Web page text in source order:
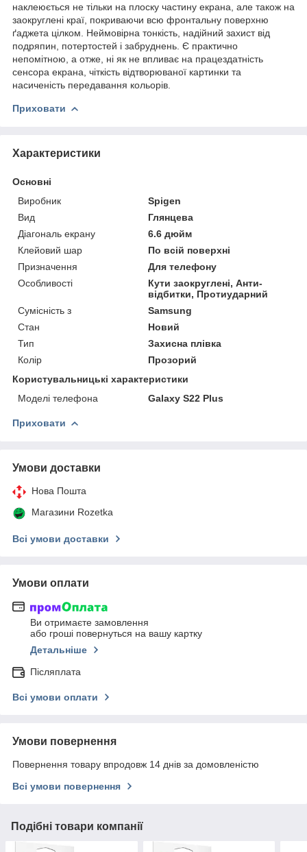
наклеюється не тільки на плоску частину екрана, але також на
заокруглені краї, покриваючи всю фронтальну поверхню
ґаджета цілком. Неймовірна тонкість, надійний захист від
подряпин, потертостей і забруднень. Є практично
непомітною, а отже, ні як не впливає на працездатність
сенсора екрана, чіткість відтворюваної картинки та
насиченість передавання кольорів.
Приховати
Характеристики
Основні
Виробник
Spigen
Вид
Глянцева
Діагональ екрану
6.6 дюйм
Клейовий шар
По всій поверхні
Призначення
Для телефону
Особливості
Кути заокруглені, Анти-
відбитки, Протиударний
Сумісність з
Samsung
Стан
Новий
Тип
Захисна плівка
Колір
Прозорий
Користувальницькі характеристики
Моделі телефона
Galaxy S22 Plus
Приховати
Умови доставки
Нова Пошта
Магазини Rozetka
Всі умови доставки
Умови оплати
Ви отримаєте замовлення
або гроші повернуться на вашу картку
Детальніше
Післяплата
Всі умови оплати
Умови повернення
Повернення товару впродовж 14 днів за домовленістю
Всі умови повернення
Подібні товари компанії